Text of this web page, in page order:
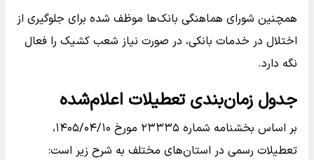
همچنین شورای هماهنگی بانک‌ها موظف شده برای جلوگیری از
اختلال در خدمات بانکی، در صورت نیاز شعب کشیک را فعال
نگه دارد.
جدول زمان‌بندی تعطیلات اعلام‌شده
بر اساس بخشنامه شماره ۲۳۳۳۵ مورخ ۱۴۰۵/۰۴/۱۰،
تعطیلات رسمی در استان‌های مختلف به شرح زیر است: